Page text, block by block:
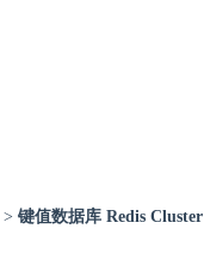
> 键值数据库 Redis Cluster